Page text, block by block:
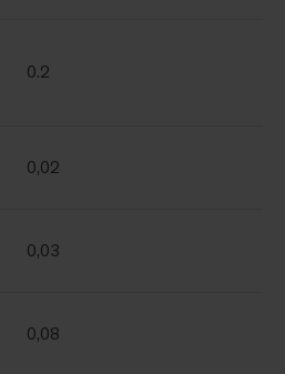
0.2
0,02
0,03
0,08